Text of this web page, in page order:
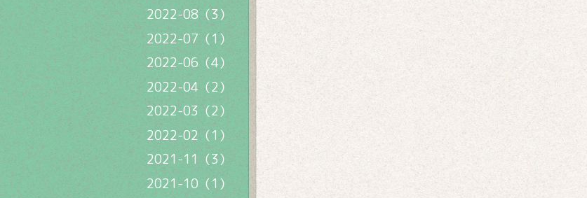
2022-08（3）
2022-07（1）
2022-06（4）
2022-04（2）
2022-03（2）
2022-02（1）
2021-11（3）
2021-10（1）